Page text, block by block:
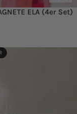
ELA (4er Set)